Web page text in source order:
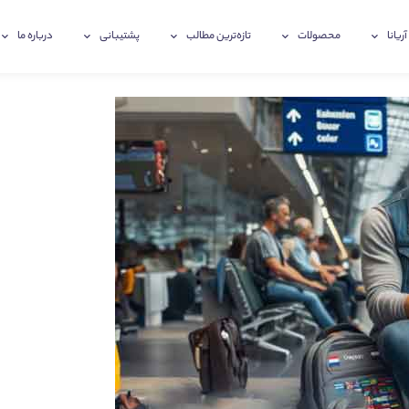
آریانا محصولات تازه‌ترین‌ مطالب پشتیبانی درباره ما